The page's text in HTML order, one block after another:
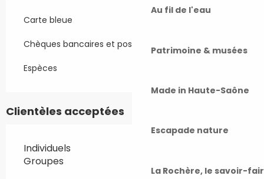
Au fil de l'eau
Patrimoine & musées
Made in Haute-Saône
Escapade nature
La Rochère, le savoir-
Carte bleue
Chèques bancaires et postaux
Espèces
Clientèles acceptées
Individuels
Groupes